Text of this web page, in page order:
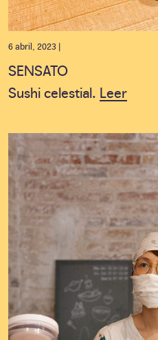
6 abril, 2023 |
SENSATO
Sushi celestial. Leer